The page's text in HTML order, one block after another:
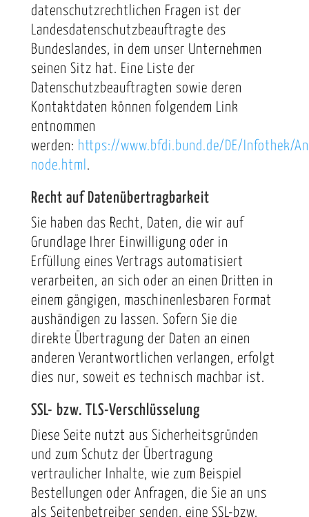
datenschutzrechtlichen Fragen ist der
Landesdatenschutzbeauftragte des
Bundeslandes, in dem unser Unternehmen
seinen Sitz hat. Eine Liste der
Datenschutzbeauftragten sowie deren
Kontaktdaten können folgendem Link
entnommen
werden: https://www.bfdi.bund.de/DE/Infothek/
node.html .
Recht auf Datenübertragbarkeit
Sie haben das Recht, Daten, die wir auf
Grundlage Ihrer Einwilligung oder in
Erfüllung eines Vertrags automatisiert
verarbeiten, an sich oder an einen Dritten in
einem gängigen, maschinenlesbaren Format
aushändigen zu lassen. Sofern Sie die
direkte Übertragung der Daten an einen
anderen Verantwortlichen verlangen, erfolgt
dies nur, soweit es technisch machbar ist.
SSL- bzw. TLS-Verschlüsselung
Diese Seite nutzt aus Sicherheitsgründen
und zum Schutz der Übertragung
vertraulicher Inhalte, wie zum Beispiel
Bestellungen oder Anfragen, die Sie an uns
als Seitenbetreiber senden, eine SSL-bzw.